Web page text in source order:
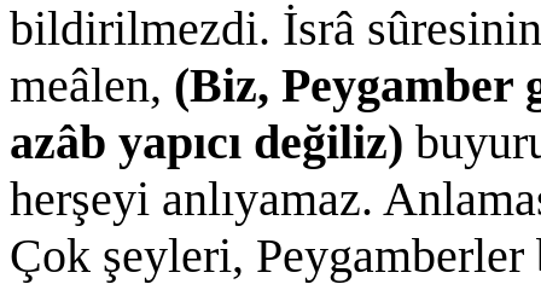
bildirilmezdi. İsrâ
meâlen, (Biz, Peygamber
azâb yapıcı değiliz)
herşeyi anlıyamaz.
Çok şeyleri,